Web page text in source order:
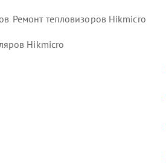
Ремонт тепловизоров Hikmicro
Hikmicro